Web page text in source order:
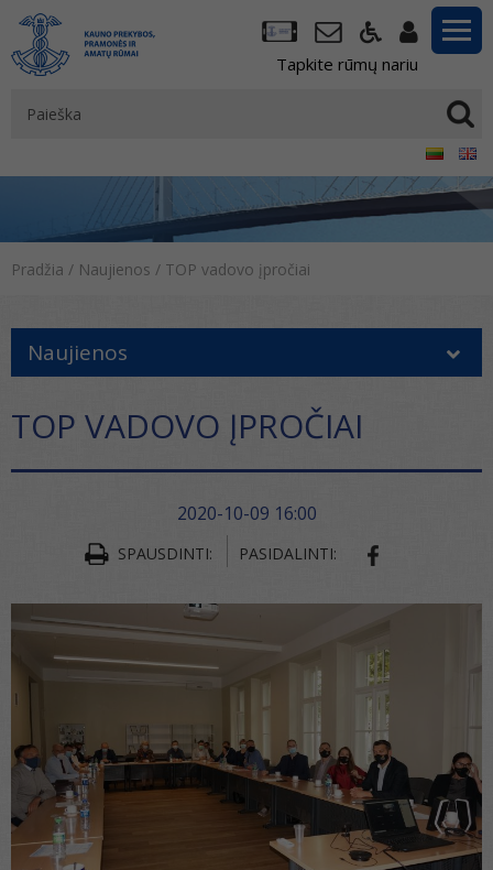
Tapkite rūmų nariu
Pradžia / Naujienos / TOP vadovo įpročiai
Naujienos
TOP VADOVO ĮPROČIAI
2020-10-09 16:00
SPAUSDINTI: PASIDALINTI: